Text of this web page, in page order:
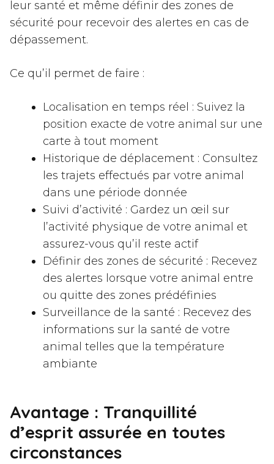
leur santé et même définir des zones de
sécurité pour recevoir des alertes en cas de
dépassement.
Ce qu’il permet de faire :
Localisation en temps réel : Suivez la
position exacte de votre animal sur une
carte à tout moment
Historique de déplacement : Consultez
les trajets effectués par votre animal
dans une période donnée
Suivi d’activité : Gardez un œil sur
l’activité physique de votre animal et
assurez-vous qu’il reste actif
Définir des zones de sécurité : Recevez
des alertes lorsque votre animal entre
ou quitte des zones prédéfinies
Surveillance de la santé : Recevez des
informations sur la santé de votre
animal telles que la température
ambiante
Avantage : Tranquillité
d’esprit assurée en toutes
circonstances